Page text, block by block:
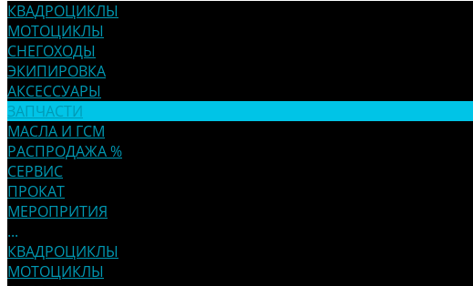
КВАДРОЦИКЛЫ
МОТОЦИКЛЫ
СНЕГОХОДЫ
ЭКИПИРОВКА
АКСЕССУАРЫ
ЗАПЧАСТИ
МАСЛА И ГСМ
РАСПРОДАЖА %
СЕРВИС
ПРОКАТ
МЕРОПРИТИЯ
...
КВАДРОЦИКЛЫ
МОТОЦИКЛЫ